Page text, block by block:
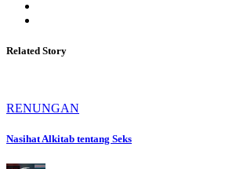
Related Story
RENUNGAN
Nasihat Alkitab tentang Seks